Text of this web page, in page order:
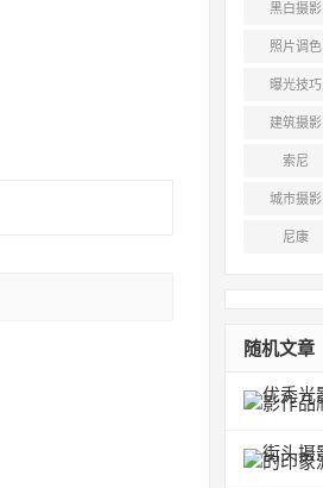
黑白摄影
照片调色
曝光技巧
建筑摄影
索尼
城市摄影
尼康
随机文章